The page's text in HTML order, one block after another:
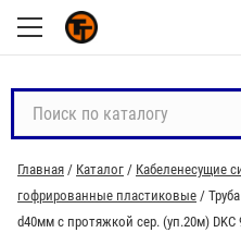
с
к
п
Главная / Каталог / Кабеленесущие
гофрированные пластиковые /
d40мм с протяжкой сер. (уп.20м) DKC